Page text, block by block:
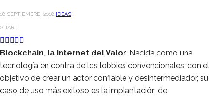
18 SEPTIEMBRE, 2018 IDEAS
SHARE
Blockchain, la Internet del Valor. Nacida como una
tecnología en contra de los lobbies convencionales, con el
objetivo de crear un actor confiable y desintermediador, su
caso de uso más exitoso es la implantación de